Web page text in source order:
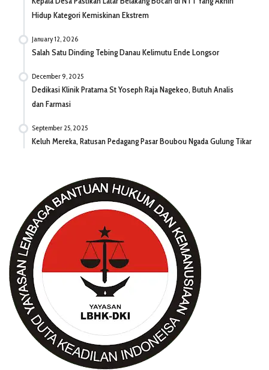
Hidup Kategori Kemiskinan Ekstrem
January 12, 2026
Salah Satu Dinding Tebing Danau Kelimutu Ende Longsor
December 9, 2025
Dedikasi Klinik Pratama St Yoseph Raja Nagekeo, Butuh Analis
dan Farmasi
September 25, 2025
Keluh Mereka, Ratusan Pedagang Pasar Boubou Ngada Gulung Tikar